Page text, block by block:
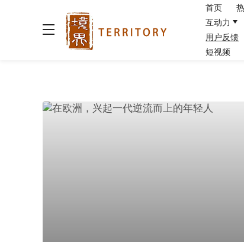
首页
互动力
用户反馈
短视频